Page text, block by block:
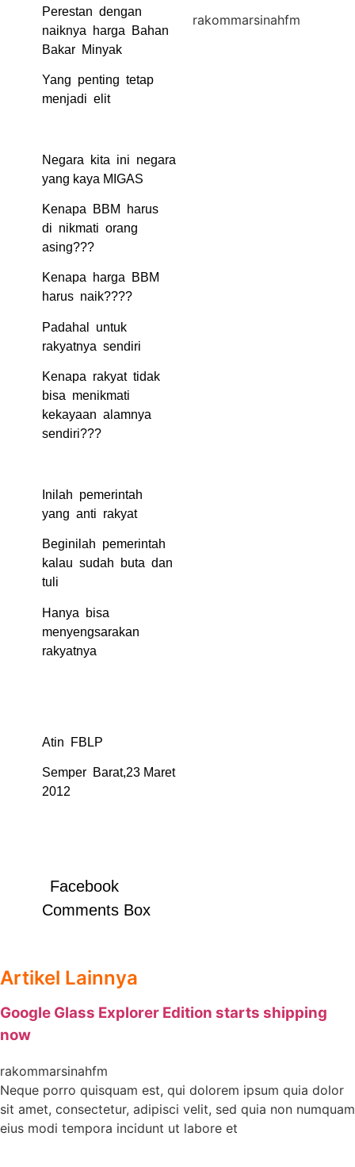
Perestan dengan
naiknya harga Bahan
Bakar Minyak
Yang penting tetap
menjadi elit
Negara kita ini negara
yang kaya MIGAS
Kenapa BBM harus
di nikmati orang
asing???
Kenapa harga BBM
harus naik????
Padahal untuk
rakyatnya sendiri
Kenapa rakyat tidak
bisa menikmati
kekayaan alamnya
sendiri???
Inilah pemerintah
yang anti rakyat
Beginilah pemerintah
kalau sudah buta dan
tuli
Hanya bisa
menyengsarakan
rakyatnya
Atin FBLP
Semper Barat,23 Maret
2012
Facebook
Comments Box
rakommarsinahfm
Artikel Lainnya
Google Glass Explorer Edition starts shipping
now
rakommarsinahfm
Neque porro quisquam est, qui dolorem ipsum quia dolor
sit amet, consectetur, adipisci velit, sed quia non numquam
eius modi tempora incidunt ut labore et